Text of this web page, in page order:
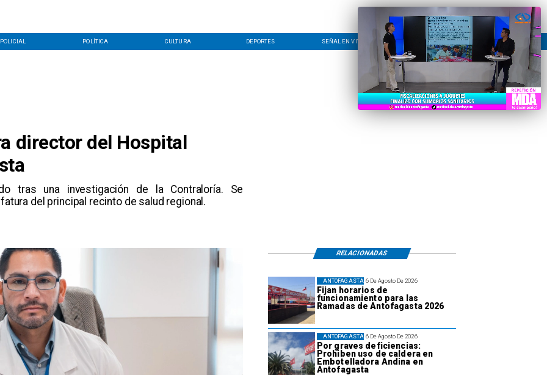
POLICIAL POLÍTICA CULTURA DEPORTES SEÑAL EN VIVO CONTACTO LÍNEA EDITORIAL
director del Hospital
tras una investigación de la Contraloría. Se
del principal recinto de salud regional.
6 De Agosto De 2026
Fijan horarios de
funcionamiento para las
Ramadas de Antofagasta 2026
ANTOFAGASTA
6 De Agosto De 2026
Por graves deficiencias:
Prohiben uso de caldera en
Embotelladora Andina en
Antofagasta
ANTOFAGASTA
RELACIONADAS